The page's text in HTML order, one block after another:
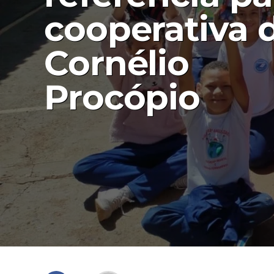
cooperativa
Cornélio
Procópio